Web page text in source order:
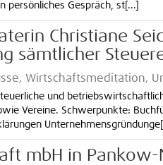
persönliches Gespräch, st[...]
Christiane
sämtlicher
Wirtschaftsmeditation,
und
Vereine. Schwerpunkte:
mbH in